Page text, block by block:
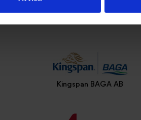
Kojapo AB
Kingspan BAGA AB